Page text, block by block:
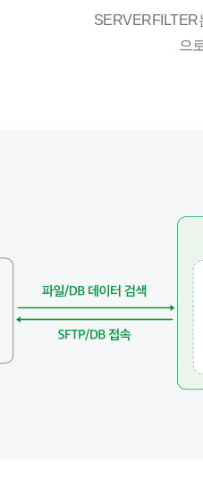
SERVERFILTER
으